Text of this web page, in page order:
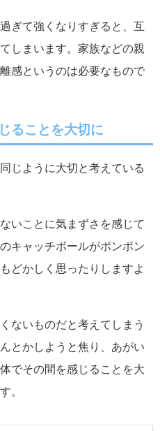
ぎて強くなりすぎると、互
しまいます。家族などの親
感というのは必要なもので
ることを大切に
じように大切と考えている
いことに気まずさを感じて
キャッチボールがポンポン
どかしく思ったりしますよ
ないものだと考えてしまう
とかしようと焦り、あがい
でその間を感じることを大
。